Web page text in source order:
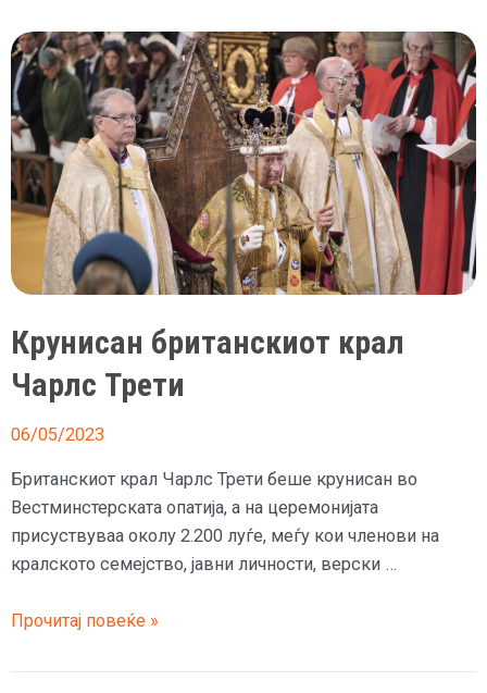
откри
дека
на
Чарлс
му
било
досадно
на
крунисувањето
Крунисан британскиот крал
Чарлс Трети
06/05/2023
Британскиот крал Чарлс Трети беше крунисан во
Вестминстерската опатија, а на церемонијата
присуствуваа околу 2.200 луѓе, меѓу кои членови на
кралското семејство, јавни личности, верски …
Крунисан
крал
Прочитај повеќе »